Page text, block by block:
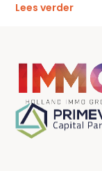
Lees verder